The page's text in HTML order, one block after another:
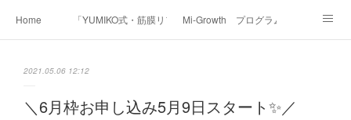
Home 「YUMIKO式・筋膜リフト美顔」Mi-Growth プログラム
2021.05.06 12:12
＼6月枠お申し込み5月9日スタート✨／